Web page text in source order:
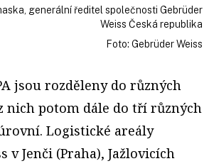
generální ředitel společnosti Gebrüder
Weiss Česká republika
Foto: Gebrüder Weiss
jsou rozděleny do různých
nich potom dále do tří různých
Logistické areály
v Jenči (Praha), Jažlovicích